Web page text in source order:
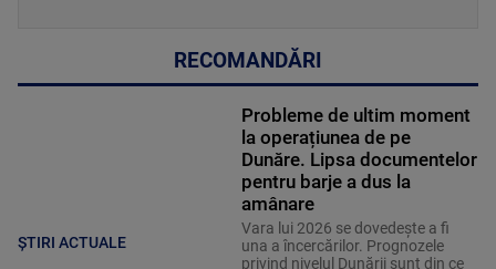
RECOMANDĂRI
ȘTIRI ACTUALE
Probleme de ultim moment
la operațiunea de pe
Dunăre. Lipsa documentelor
pentru barje a dus la
amânare
Vara lui 2026 se dovedește a fi
una a încercărilor. Prognozele
privind nivelul Dunării sunt din ce